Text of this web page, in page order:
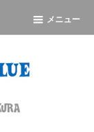
メニュー